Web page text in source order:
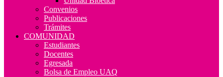
Convenios
Publicaciones
Trámites
COMUNIDAD
Estudiantes
Docentes
Egresada
Bolsa de Empleo UAQ